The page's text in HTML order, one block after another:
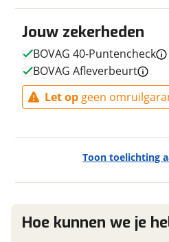
Type remsysteem voor
Merk remsysteem voor
Type primair remsysteem
achter
Merk primair remsysteem
achter
Elektrisch?
Toon toelichting
viaBOVAG.nl verwerkt je
goed mogelijk bij de aanbieder
over in onze
Jouw zekerheden
BOVAG 40-Puntencheck
BOVAG Afleverbeurt
Let op geen
Hoe kunnen we je